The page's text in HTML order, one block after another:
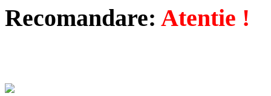
Recomandare: Atentie !